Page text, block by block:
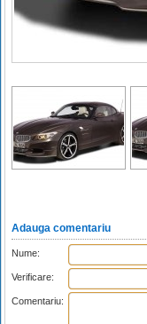
Adauga comentariu
Nume:
Verificare:
Comentariu: